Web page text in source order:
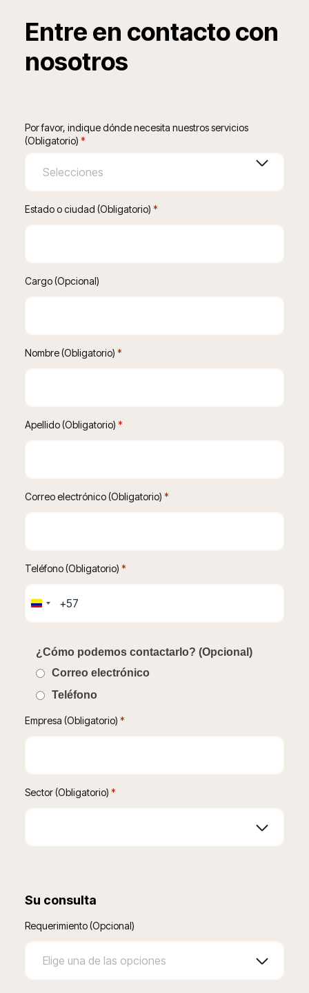
Entre en contacto con
nosotros
Por favor, indique dónde necesita nuestros servicios
(Obligatorio) *
Estado o ciudad (Obligatorio) *
Cargo (Opcional)
Nombre (Obligatorio) *
Apellido (Obligatorio) *
Correo electrónico (Obligatorio) *
Teléfono (Obligatorio) *
Colombia
¿Cómo podemos contactarlo? (Opcional)
Correo electrónico
Teléfono
Empresa (Obligatorio) *
Sector (Obligatorio) *
Su consulta
Requerimiento (Opcional)